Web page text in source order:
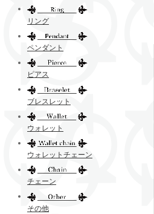
リング
ペンダント
ピアス
ブレスレット
ウォレット
ウォレットチェーン
チェーン
その他